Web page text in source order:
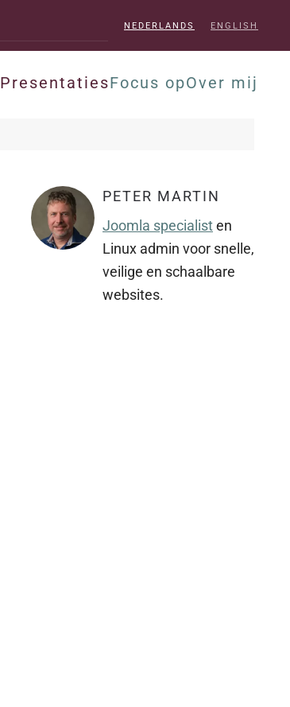
NEDERLANDS ENGLISH
PresentatiesFocus opOver mij
PETER MARTIN
Joomla specialisten
Linux admin voor snelle,
veilige en schaalbare
websites.